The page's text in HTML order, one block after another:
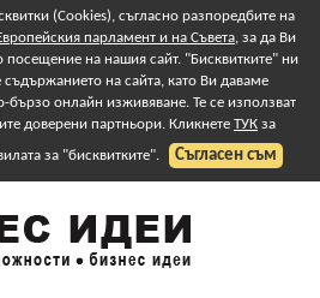
(Cookies), съгласно разпоредбите на
парламент и на Съвета, за да Ви
на нашия сайт. "Бисквитките" ни
на сайта, като Ви даваме
онлайн изживяване. Те се използват
доверени партньори. Кликнете ТУК за
за "бисквитките".
Съгласен съм